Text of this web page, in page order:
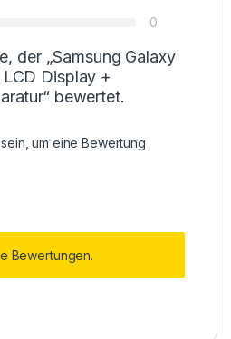
0
der „Samsung Galaxy
Display +
bewertet.
sein, um eine Bewertung
Bewertungen.